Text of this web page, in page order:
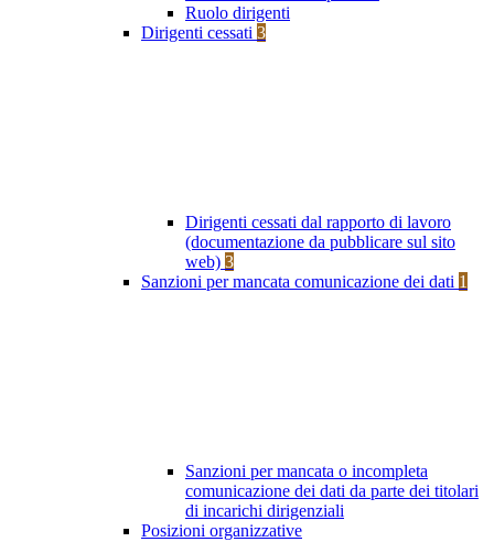
Ruolo dirigenti
Dirigenti cessati 3
Dirigenti cessati dal rapporto di lavoro
(documentazione da pubblicare sul sito
web) 3
Sanzioni per mancata comunicazione dei dati 1
Sanzioni per mancata o incompleta
comunicazione dei dati da parte dei titolari
di incarichi dirigenziali
Posizioni organizzative